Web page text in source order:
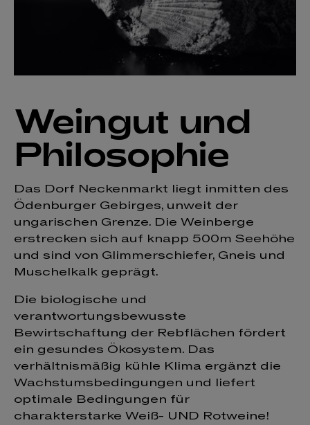
Weingut und
Philosophie
Das Dorf Neckenmarkt liegt inmitten des
Ödenburger Gebirges, unweit der
ungarischen Grenze. Die Weinberge
erstrecken sich auf knapp 500m Seehöhe
und sind von Glimmerschiefer, Gneis und
Muschelkalk geprägt.
Die biologische und
verantwortungsbewusste
Bewirtschaftung der Rebflächen fördert
ein gesundes Ökosystem. Das
verhältnismäßig kühle Klima ergänzt die
Wachstumsbedingungen und liefert
optimale Bedingungen für
charakterstarke Weiß- UND Rotweine!